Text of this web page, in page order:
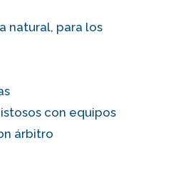
natural, para los
con equipos
árbitro